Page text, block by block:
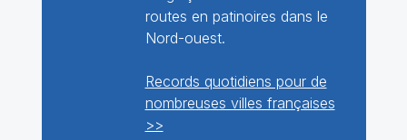
routes en patinoires dans le
Nord-ouest.
Records quotidiens pour de
nombreuses villes françaises
>>